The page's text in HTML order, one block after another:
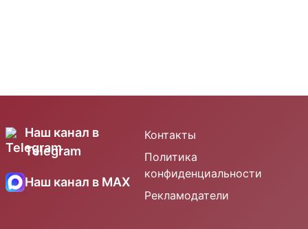
Наш канал в
Telegram
Наш канал в MAX
Контакты
Политика
конфиденциальности
Рекламодатели